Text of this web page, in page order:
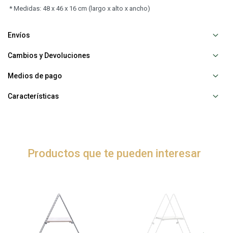
* Medidas: 48 x 46 x 16 cm (largo x alto x ancho)
Envíos
Cambios y Devoluciones
Medios de pago
Características
Productos que te pueden interesar